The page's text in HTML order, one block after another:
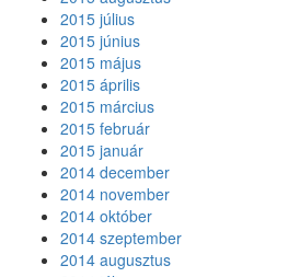
2015 július
2015 június
2015 május
2015 április
2015 március
2015 február
2015 január
2014 december
2014 november
2014 október
2014 szeptember
2014 augusztus